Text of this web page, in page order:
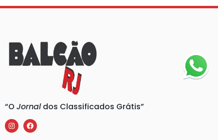
“O Jornaldos Classificados Grátis”